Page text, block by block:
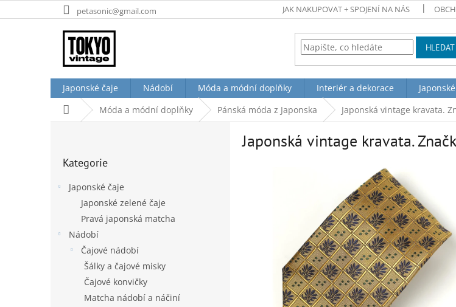
na
petasonic@gmail.com JAK NAKUPOVAT + SPOJENÍ NA NÁS
HLEDAT
Japonské čaje Nádobí Móda a módní doplňky Interiér a dekorace
Domů Móda a módní doplňky Pánská móda z Japonska Japonská vintage kravata.
kategorie
Kategorie
Japonské čaje
Japonské zelené čaje
Pravá japonská matcha
Nádobí
Čajové nádobí
Šálky a čajové misky
Čajové konvičky
Matcha nádobí a náčiní
Japonská vintage kravata.